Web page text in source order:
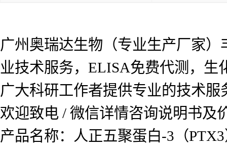
广州奥瑞达生物（专业生产厂家
业技术服务，ELISA免费代测，生
广大科研工作者提供专业的技术
欢迎致电 / 微信详情咨询说明书及
产品名称：人正五聚蛋白-3（